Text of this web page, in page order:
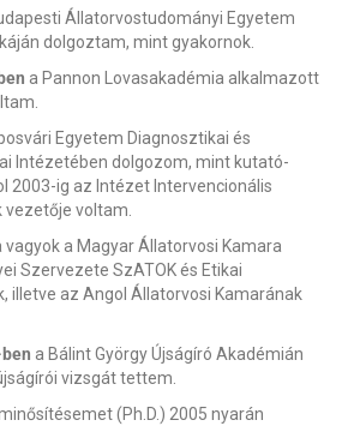
Állatorvostudományi Egyetem
dolgoztam, mint gyakornok.
a Pannon Lovasakadémia alkalmazott
Egyetem Diagnosztikai és
Intézetében dolgozom, mint kutató-
2003-ig az Intézet Intervencionális
vezetője voltam.
vagyok a Magyar Állatorvosi Kamara
Szervezete SzATOK és Etikai
illetve az Angol Állatorvosi Kamarának
a Bálint György Újságíró Akadémián
vizsgát tettem.
(Ph.D.) 2005 nyarán